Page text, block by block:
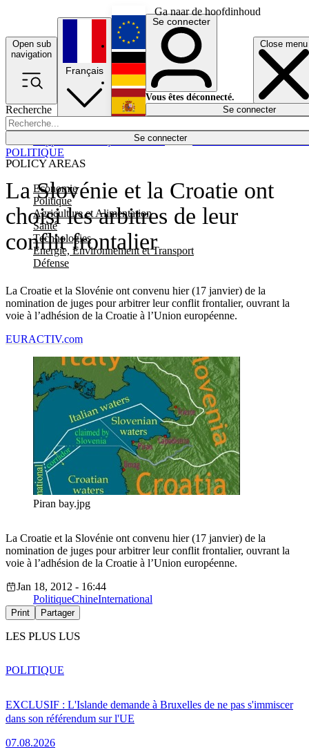
Ga naar de hoofdinhoud
Open sub
navigation
Close menu
Recherche
Se connecter
POLICY AREAS
Economie
Politique
Agriculture et Alimentation
Santé
Technologies
Energie, Environnement et Transport
Défense
Économie
Français
English
Deutsch
Español
Se connecter
Vous êtes déconnecté.
Se connecter
La Slovénie et la Croatie ont
choisi les arbitres de leur
conflit frontalier
La Croatie et la Slovénie ont convenu hier (17 janvier) de la
nomination de juges pour arbitrer leur conflit frontalier, ouvrant la
voie à l’adhésion de la Croatie à l’Union européenne.
POLITIQUE
EURACTIV.com
Piran bay.jpg
La Croatie et la Slovénie ont convenu hier (17 janvier) de la
nomination de juges pour arbitrer leur conflit frontalier, ouvrant la
voie à l’adhésion de la Croatie à l’Union européenne.
Jan 18, 2012 - 16:44
PolitiqueChineInternational
Print Partager
LES PLUS LUS
EXCLUSIF : L'Islande demande à Bruxelles de ne pas s'immiscer
dans son référendum sur l'UE
07.08.2026
POLITIQUE